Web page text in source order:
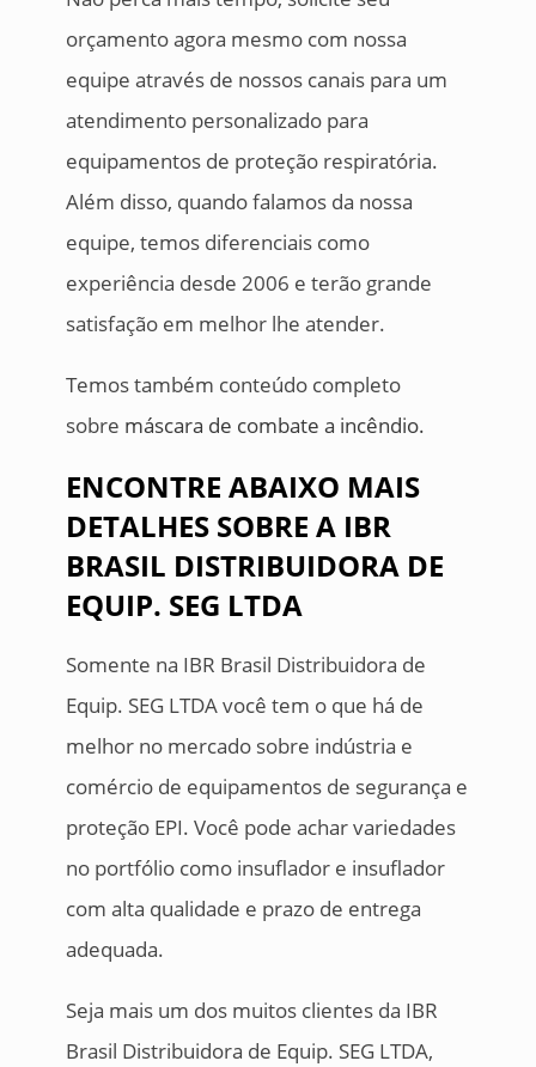
orçamento agora mesmo com nossa
equipe através de nossos canais para um
atendimento personalizado para
equipamentos de proteção respiratória.
Além disso, quando falamos da nossa
equipe, temos diferenciais como
experiência desde 2006 e terão grande
satisfação em melhor lhe atender.
Temos também conteúdo completo
sobre máscara de combate a incêndio.
ENCONTRE ABAIXO MAIS
DETALHES SOBRE A IBR
BRASIL DISTRIBUIDORA DE
EQUIP. SEG LTDA
Somente na IBR Brasil Distribuidora de
Equip. SEG LTDA você tem o que há de
melhor no mercado sobre indústria e
comércio de equipamentos de segurança e
proteção EPI. Você pode achar variedades
no portfólio como insuflador e insuflador
com alta qualidade e prazo de entrega
adequada.
Seja mais um dos muitos clientes da IBR
Brasil Distribuidora de Equip. SEG LTDA,